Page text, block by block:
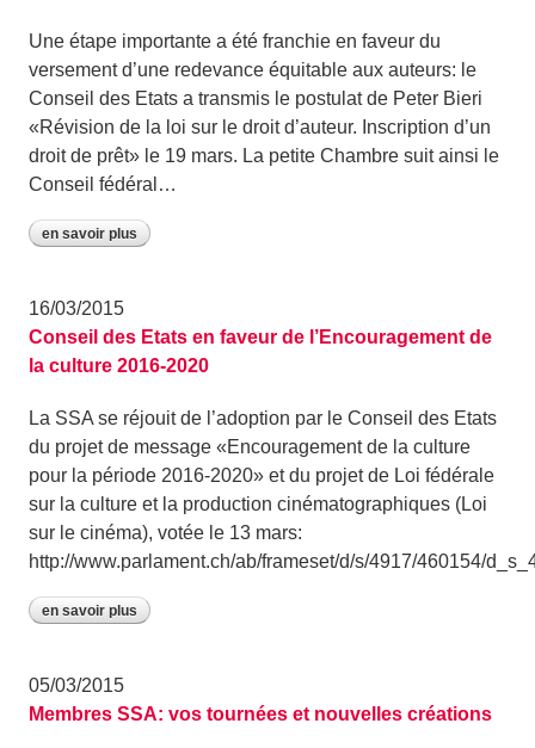
Une étape importante a été franchie en faveur du
versement d’une redevance équitable aux auteurs: le
Conseil des Etats a transmis le postulat de Peter Bieri
«Révision de la loi sur le droit d’auteur. Inscription d’un
droit de prêt» le 19 mars. La petite Chambre suit ainsi le
Conseil fédéral…
en savoir plus
16/03/2015
Conseil des Etats en faveur de l’Encouragement de
la culture 2016-2020
La SSA se réjouit de l’adoption par le Conseil des Etats
du projet de message «Encouragement de la culture
pour la période 2016-2020» et du projet de Loi fédérale
sur la culture et la production cinématographiques (Loi
sur le cinéma), votée le 13 mars:
http://www.parlament.ch/ab/frameset/d/s/4917/460154/
en savoir plus
05/03/2015
Membres SSA: vos tournées et nouvelles créations